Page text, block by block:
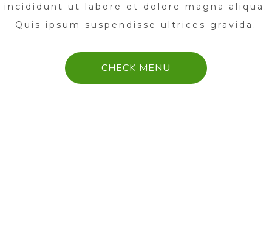
incididunt ut labore et dolore magna aliqua.
Quis ipsum suspendisse ultrices gravida.
CHECK MENU